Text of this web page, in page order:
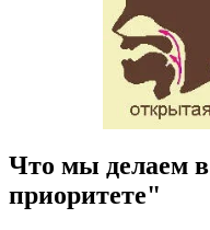
Что мы делаем
приоритете"